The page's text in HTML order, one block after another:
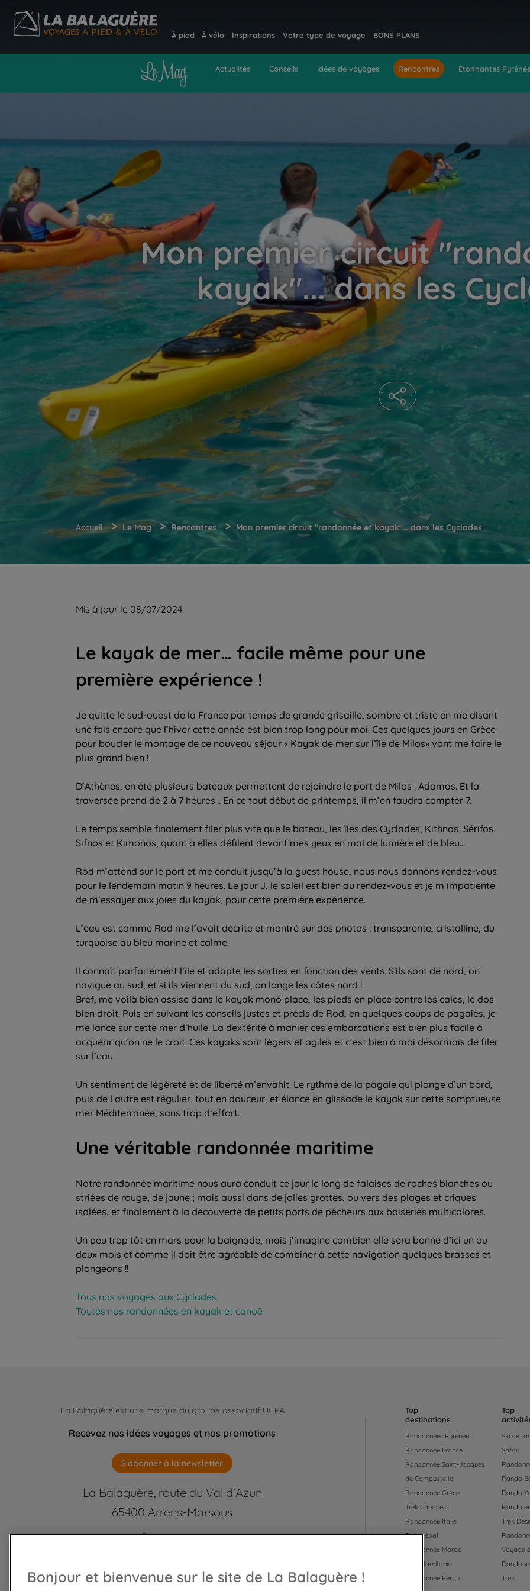
À pied À vélo Inspirations Votre type de voyage BONS PLANS
Actualités Conseils Idées de voyages Rencontres Etonnantes
Mon premier circuit
kayak"... dans les
Accueil > Le Mag > Rencontres > Mon premier circuit "randonnée et kayak"... dans les Cyclades
Mis à jour le 08/07/2024
Le kayak de mer… facile même pour une
première expérience !
Je quitte le sud-ouest de la France par temps de grande grisaille, sombre et triste en me disant
une fois encore que l’hiver cette année est bien trop long pour moi. Ces quelques jours en Grèce
pour boucler le montage de ce nouveau séjour « Kayak de mer sur l’île de Milos» vont me faire le
plus grand bien !
D’Athènes, en été plusieurs bateaux permettent de rejoindre le port de Milos : Adamas. Et la
traversée prend de 2 à 7 heures… En ce tout début de printemps, il m’en faudra compter 7.
Le temps semble finalement filer plus vite que le bateau, les îles des Cyclades, Kithnos, Sérifos,
Sifnos et Kimonos, quant à elles défilent devant mes yeux en mal de lumière et de bleu…
Rod m’attend sur le port et me conduit jusqu’à la guest house, nous nous donnons rendez-vous
pour le lendemain matin 9 heures. Le jour J, le soleil est bien au rendez-vous et je m’impatiente
de m’essayer aux joies du kayak, pour cette première expérience.
L’eau est comme Rod me l’avait décrite et montré sur des photos : transparente, cristalline, du
turquoise au bleu marine et calme.
Il connaît parfaitement l’île et adapte les sorties en fonction des vents. S'ils sont de nord, on
navigue au sud, et si ils viennent du sud, on longe les côtes nord !
Bref, me voilà bien assise dans le kayak mono place, les pieds en place contre les cales, le dos
bien droit. Puis en suivant les conseils justes et précis de Rod, en quelques coups de pagaies, je
me lance sur cette mer d’huile. La dextérité à manier ces embarcations est bien plus facile à
acquérir qu’on ne le croit. Ces kayaks sont légers et agiles et c’est bien à moi désormais de filer
sur l’eau.
Un sentiment de légèreté et de liberté m’envahit. Le rythme de la pagaie qui plonge d’un bord,
puis de l’autre est régulier, tout en douceur, et élance en glissade le kayak sur cette somptueuse
mer Méditerranée, sans trop d’effort.
Une véritable randonnée maritime
Notre randonnée maritime nous aura conduit ce jour le long de falaises de roches blanches ou
striées de rouge, de jaune ; mais aussi dans de jolies grottes, ou vers des plages et criques
isolées, et finalement à la découverte de petits ports de pêcheurs aux boiseries multicolores.
Un peu trop tôt en mars pour la baignade, mais j’imagine combien elle sera bonne d’ici un ou
deux mois et comme il doit être agréable de combiner à cette navigation quelques brasses et
plongeons !!
Tous nos voyages aux Cyclades
Toutes nos randonnées en kayak et canoë
La Balaguère est une marque du groupe associatif UCPA
Recevez nos idées voyages et nos promotions
S'abonner à la newsletter
La Balaguère, route du Val d'Azun
65400 Arrens-Marsous
Contactez-nous
05 62 97 46 46 ou 01 85 23 92 55
Top
destinations
Randonnées Pyrénées
Randonnée France
Randonnée Saint-Jacques
de Compostelle
Randonnée Grèce
Trek Canaries
Randonnée Italie
Trek Népal
Randonnée Maroc
Trek Mauritanie
Randonnée Pérou
Top
Ski de
Safari
Rando
Rando
Rando
Trek
Voyage
Trek
Bonjour et bienvenue sur le site de La Balaguère !